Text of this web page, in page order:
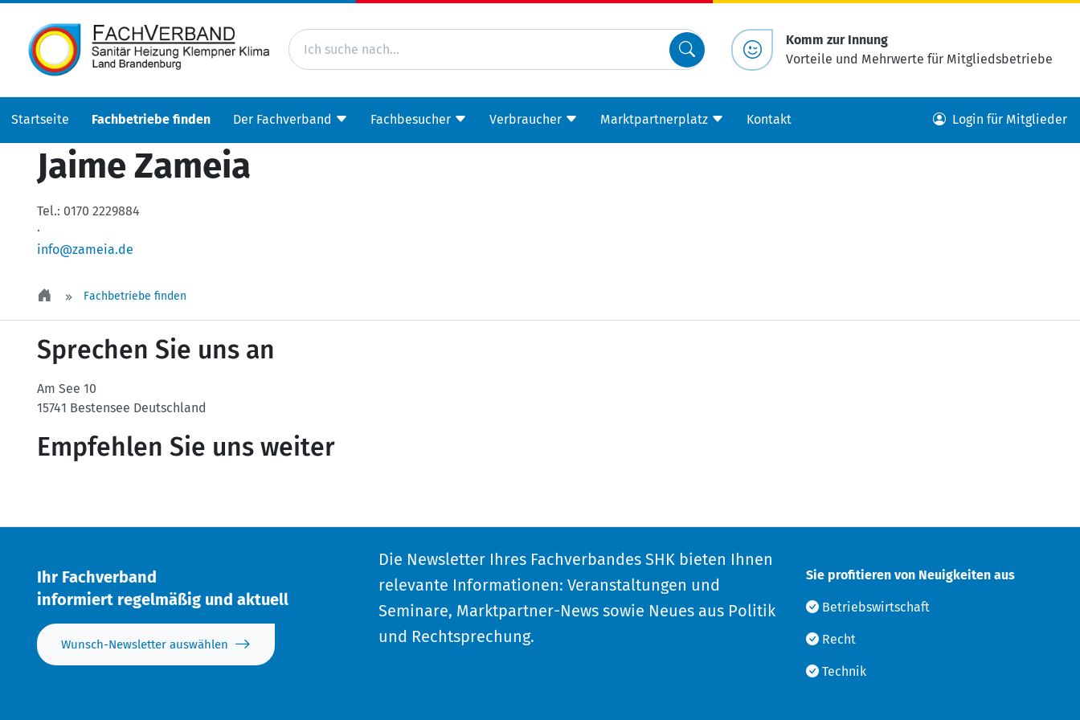
Komm zur Innung
Vorteile und Mehrwerte für Mitgliedsbetriebe
Startseite Fachbetriebe finden Der Fachverband Fachbesucher Verbraucher Marktpartnerplatz Kontakt Login für Mitglieder
Jaime Zameia
Tel.: 0170 2229884
·
info@zameia.de
Fachbetriebe finden
Sprechen Sie uns an
Am See 10
15741 Bestensee Deutschland
Empfehlen Sie uns weiter
Ihr Fachverband
informiert regelmäßig und aktuell
Wunsch-Newsletter auswählen
Die Newsletter Ihres Fachverbandes SHK bieten Ihnen
relevante Informationen: Veranstaltungen und
Seminare, Marktpartner-News sowie Neues aus Politik
und Rechtsprechung.
Sie profitieren von Neuigkeiten aus
Betriebswirtschaft
Recht
Technik